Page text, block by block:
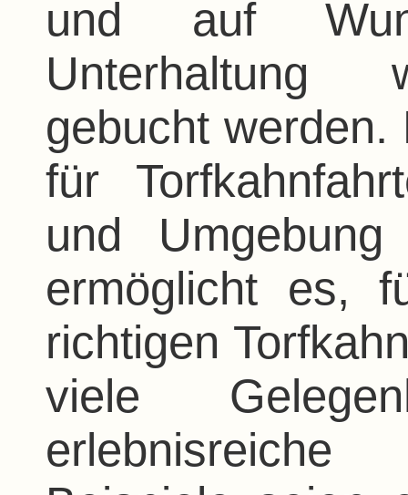
und auf
Unterhaltung
gebucht werden.
für
und
ermöglicht es,
richtigen
viele